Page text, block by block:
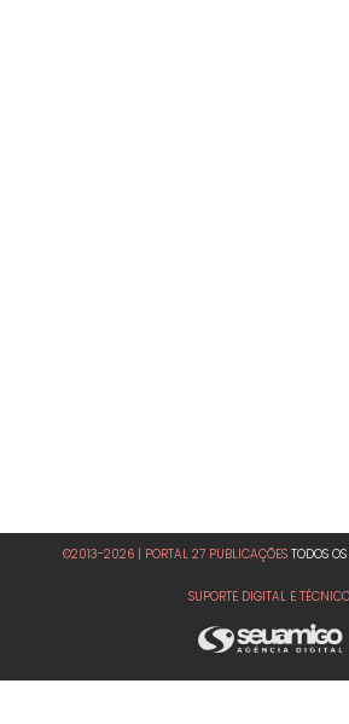
©2013-2026 | PORTAL 27 PUBLICAÇÕES TODOS
SUPORTE DIGITAL E